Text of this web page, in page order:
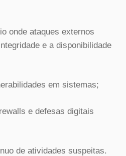
onde ataques externos
e a disponibilidade
em sistemas;
e defesas digitais
de atividades suspeitas.